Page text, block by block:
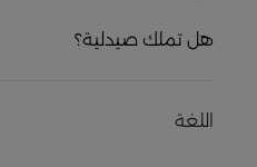
هل تملك صيدلية؟
اللغة